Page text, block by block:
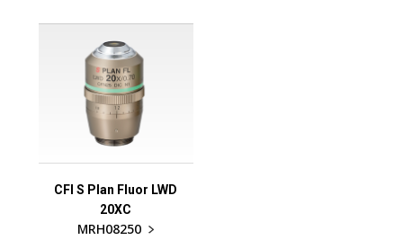
CFI S Plan Fluor LWD
20XC
MRH08250